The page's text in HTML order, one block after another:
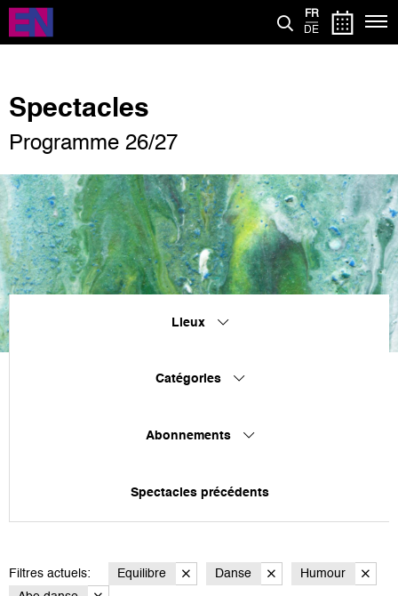
Aller
contenu
FR
DE
Spectacles
Programme 26/27
Lieux
Catégories
Abonnements
Spectacles précédents
Filtres actuels: Equilibre Danse
Humour